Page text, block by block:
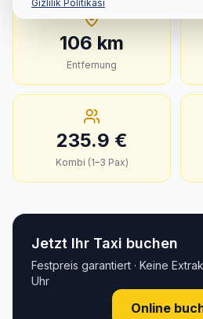
106 km
Entfernung
235.9 €
Kombi (1–3 Pax)
Jetzt Ihr Taxi buchen
Festpreis garantiert · Keine
Uhr
Online
Gizlilik Politikası